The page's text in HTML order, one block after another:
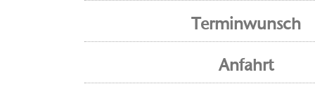
Terminwunsch
Anfahrt